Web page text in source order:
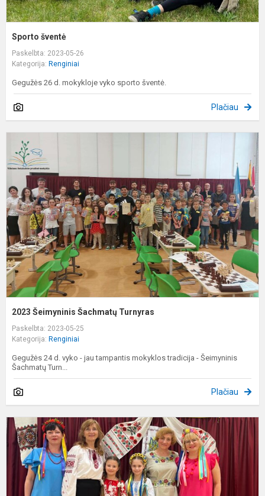
Sporto šventė
Paskelbta: 2023-05-26
Kategorija: Renginiai
Gegužės 26 d. mokykloje vyko sporto šventė.
Plačiau
2023 Šeimyninis Šachmatų Turnyras
Paskelbta: 2023-05-25
Kategorija: Renginiai
Gegužės 24 d. vyko - jau tampantis mokyklos tradicija - Šeimyninis
Šachmatų Turn...
Plačiau